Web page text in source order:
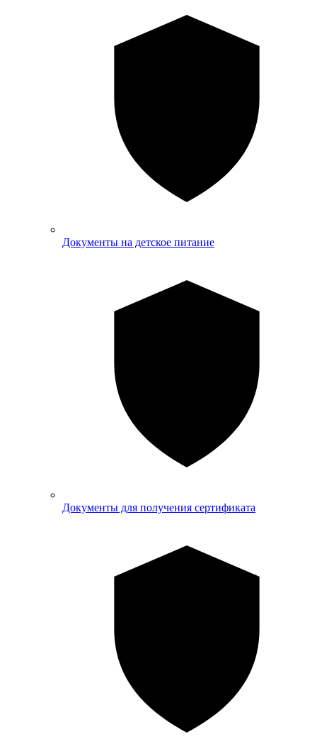
Документы на детское питание
Документы для получения сертификата